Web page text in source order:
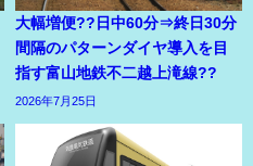
大幅増便??日中60分⇒終日30分
間隔のパターンダイヤ導入を目
指す富山地鉄不二越上滝線??
2026年7月25日